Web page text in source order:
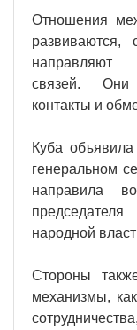
Отношения
развиваются,
направляют
связей. Они
контакты и
Куба
генеральном
направила
народной
Стороны
механизмы,